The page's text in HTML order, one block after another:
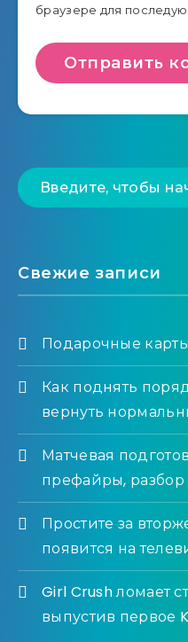
браузере для
Свежие записи
Подарочные
Как поднять
вернуть
Матчевая
префайры,
Простите за
появится на
Girl Crush ломает
выпустив первое